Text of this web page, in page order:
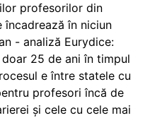
profesorilor din
încadrează în niciun
- analiză Eurydice:
25 de ani în timpul
e între statele cu
profesori încă de
și cele cu cele mai